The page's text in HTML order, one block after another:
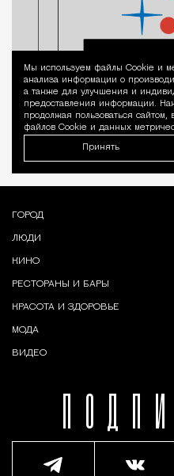
Мы используем файлы Сookie и
анализа информации о
а также для улучшения и
предоставления информации.
продолжая пользоваться сайтом,
файлов Cookie и данных
Принять
ГОРОД
ЛЮДИ
КИНО
РЕСТОРАНЫ И БАРЫ
КРАСОТА И ЗДОРОВЬЕ
МОДА
ВИДЕО